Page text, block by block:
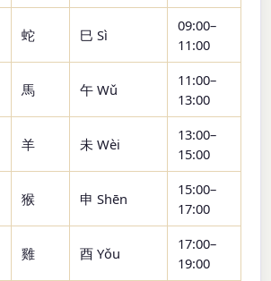
蛇 巳 Sì
09:00–
11:00
馬 午 Wǔ
11:00–
13:00
羊 未 Wèi
13:00–
15:00
猴 申 Shēn
15:00–
17:00
雞 酉 Yǒu
17:00–
19:00